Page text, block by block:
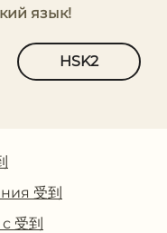
язык!
HSK2
受到
受到